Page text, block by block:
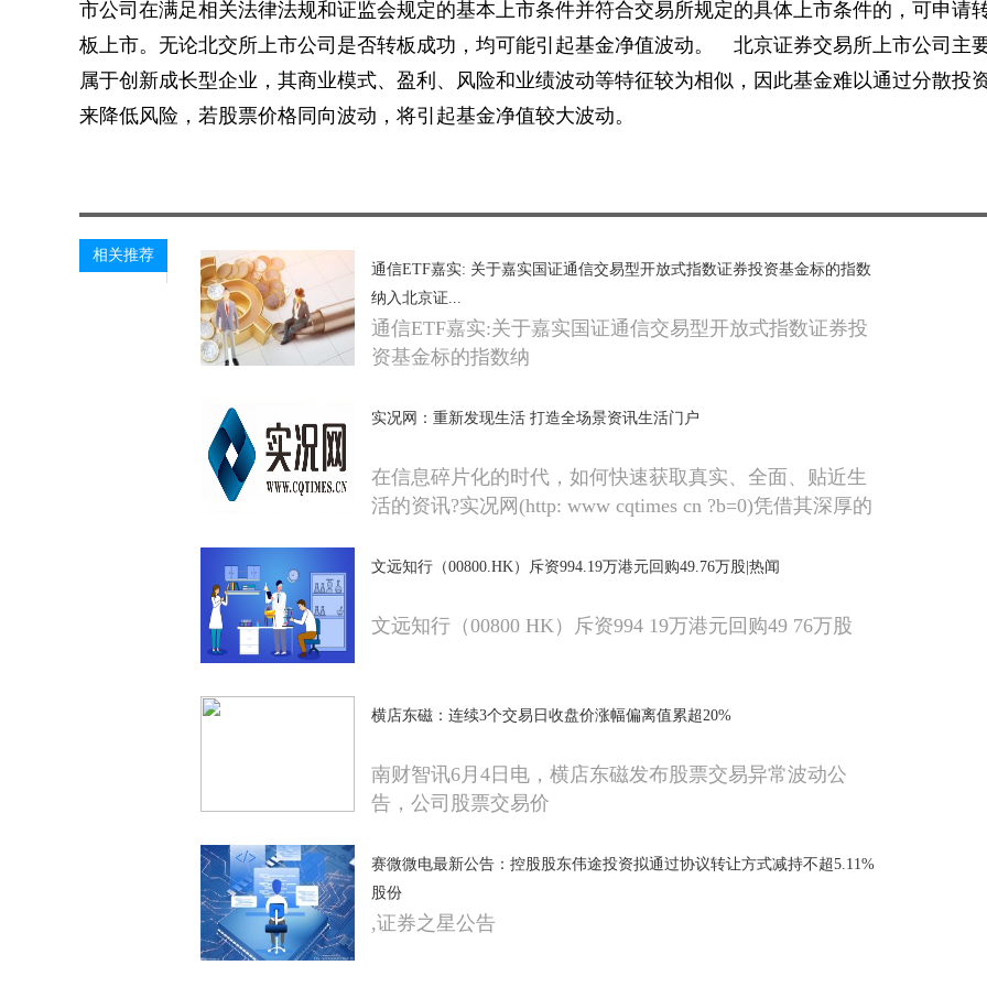
市公司在满足相关法律法规和证监会规定的基本上市条件并符合交易所规定的具体上市条件的，可申请
板上市。无论北交所上市公司是否转板成功，均可能引起基金净值波动。 北京证券交易所上市公司主
属于创新成长型企业，其商业模式、盈利、风险和业绩波动等特征较为相似，因此基金难以通过分散投
来降低风险，若股票价格同向波动，将引起基金净值较大波动。
相关推荐
通信ETF嘉实: 关于嘉实国证通信交易型开放式指数证券投资基金标的指数
纳入北京证...
通信ETF嘉实:关于嘉实国证通信交易型开放式指数证券投
资基金标的指数纳
实况网：重新发现生活 打造全场景资讯生活门户
在信息碎片化的时代，如何快速获取真实、全面、贴近生
活的资讯?实况网(http: www cqtimes cn ?b=0)凭借其深厚的
文远知行（00800.HK）斥资994.19万港元回购49.76万股|热闻
文远知行（00800 HK）斥资994 19万港元回购49 76万股
横店东磁：连续3个交易日收盘价涨幅偏离值累超20%
南财智讯6月4日电，横店东磁发布股票交易异常波动公
告，公司股票交易价
赛微微电最新公告：控股股东伟途投资拟通过协议转让方式减持不超5.11%
股份
,证券之星公告